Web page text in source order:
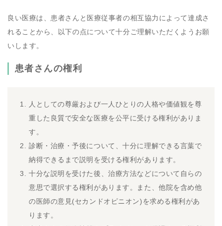
良い医療は、患者さんと医療従事者の相互協力によって達成さ
れることから、以下の点について十分ご理解いただくようお願
いします。
患者さんの権利
人としての尊厳および一人ひとりの人格や価値観を尊
重した良質で安全な医療を公平に受ける権利がありま
す。
診断・治療・予後について、十分に理解できる言葉で
納得できるまで説明を受ける権利があります。
十分な説明を受けた後、治療方法などについて自らの
意思で選択する権利があります。また、他院を含め他
の医師の意見(セカンドオピニオン)を求める権利があ
ります。